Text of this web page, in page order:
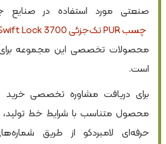
صنعتی مورد استفاده در
چسب PUR تک‌جزئی Swift Lock 3700 برند H.B. Fuller
محصولات تخصصی این مجموعه
است.
محصول متناسب با شرایط خط تولید،
حرفه‌ای لامبردکو از طریق